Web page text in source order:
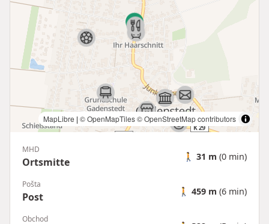
MapLibre | © OpenMapTiles© OpenStreetMap contributors
MHD
Ortsmitte 🚶 31 m (0 min)
Pošta
Post 🚶 459 m (6 min)
Obchod